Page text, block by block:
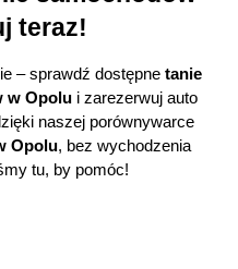
teraz!
– sprawdź dostępne tanie
w Opolu i zarezerwuj auto
naszej porównywarce
Opolu, bez wychodzenia
tu, by pomóc!